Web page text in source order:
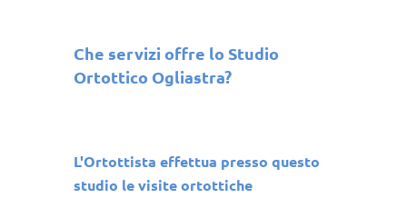
Che servizi offre lo Studio
Ortottico Ogliastra?
L'Ortottista effettua presso questo
studio le visite ortottiche